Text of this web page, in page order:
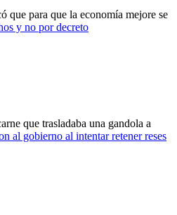
que para que la economía mejore se
y no por decreto
que trasladaba una gandola a
al gobierno al intentar retener reses